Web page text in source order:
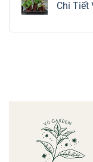
Trồng
Ngón
luận
ở
Lan
Cho
Người
Mới
Bắt
Đầu
Chi Tiết
bình
Chi
Tiết
Và
Toàn
Diện